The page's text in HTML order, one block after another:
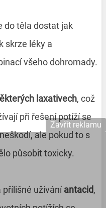
do těla dostat jak
skrze léky a
všeho dohromady.
laxativech, což
při řešení potíží se
ale pokud to s
působit toxicky.
přílišné užíváníantacid,
Zavřít reklamu